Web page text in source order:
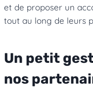
et de proposer un
tout au long de leurs
Un petit
nos